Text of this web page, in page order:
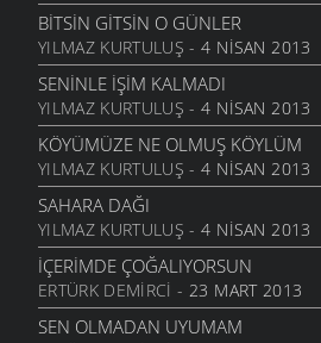
5 KASIM 2011
BITTI ÖĞRETMENIM
22 AĞUSTOS 2011
GENÇIYAN
15 AĞUSTOS 2011
ALDIRMA GÜLÜM
13 AĞUSTOS 2011
BENDE VARIM
24 TEMMUZ 2011
SARI KIZ
16 TEMMUZ 2011
BITSIN GITSIN O GÜNLER
YILMAZ KURTULUŞ - 4 NISAN 2013
SENINLE İŞIM KALMADI
YILMAZ KURTULUŞ - 4 NISAN 2013
KÖYÜMÜZE NE OLMUŞ KÖYLÜM
YILMAZ KURTULUŞ - 4 NISAN 2013
SAHARA DAĞI
YILMAZ KURTULUŞ - 4 NISAN 2013
İÇERIMDE ÇOĞALIYORSUN
ERTÜRK DEMIRCI - 23 MART 2013
SEN OLMADAN UYUMAM